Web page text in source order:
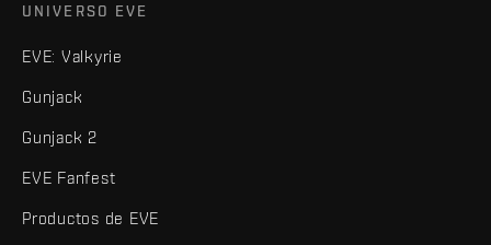
UNIVERSO EVE
EVE: Valkyrie
Gunjack
Gunjack 2
EVE Fanfest
Productos de EVE